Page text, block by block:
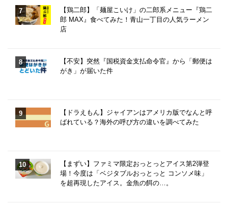
【鶏二郎】「麺屋こいけ」の二郎系メニュー『鶏二
郎 MAX』食べてみた！青山一丁目の人気ラーメン
店
【不安】突然『国税資金支払命令官』から「郵便は
がき」が届いた件
【ドラえもん】ジャイアンはアメリカ版でなんと呼
ばれている？海外の呼び方の違いを調べてみた
【まずい】ファミマ限定おっとっとアイス第2弾登
場！今度は「ベジタブルおっとっと コンソメ味」
を超再現したアイス。金魚の餌の…。